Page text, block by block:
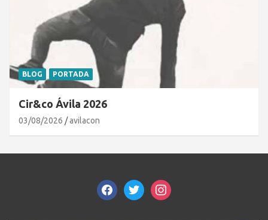
BLOG PORTADA
Cir&co Ávila 2026
03/08/2026 avilacon
facebooktwitterinstagram